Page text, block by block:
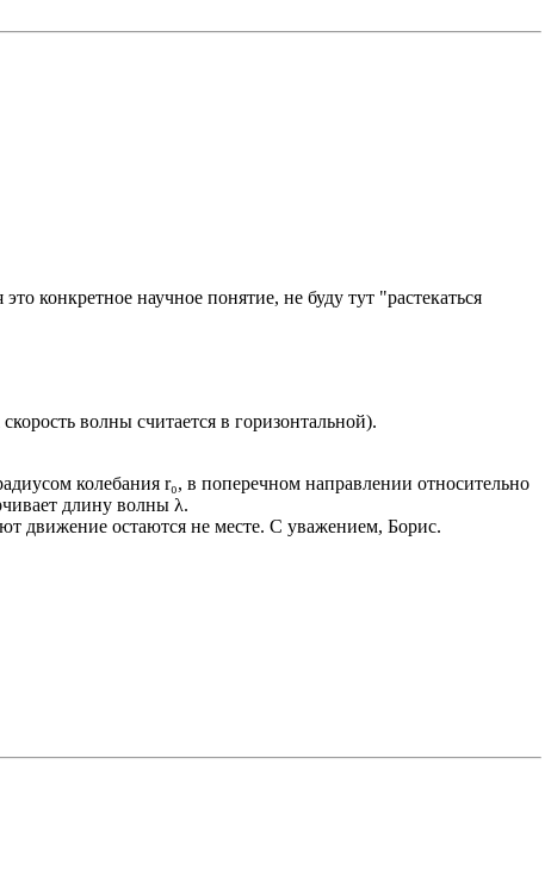
конкретное научное понятие, не буду тут "растекаться
волны считается в горизонтальной).
колебания r₀, в поперечном направлении относительно
длину волны λ.
движение остаются не месте. С уважением, Борис.